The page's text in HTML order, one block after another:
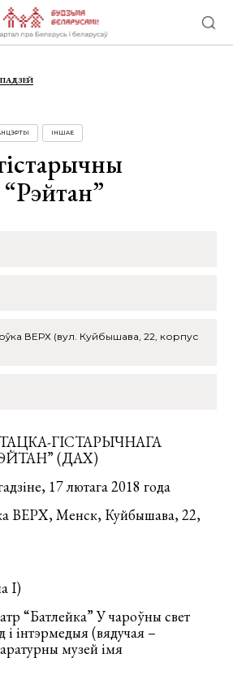
ІНШАЕ
ВЕРХ (вул. Куйбышава, 22, корпус
ГІСТАРЫЧНАГА
(ДАХ)
17 лютага 2018 года
ВЕРХ, Менск, Куйбышава, 22,
І)
“Батлейка” У чароўны свет
і інтэрмедыя (вядучая –
музей імя